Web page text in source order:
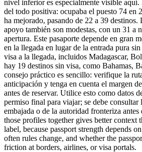
nivel inferior es especialmente visible
del todo positiva: ocupaba el puesto 74 en
ha mejorado, pasando de 22 a 39 destinos.
apoyo también son modestas, con un 31 a
apertura. Este pasaporte depende en gran
en la llegada en lugar de la entrada pura
visa a la llegada, incluidos Madagascar,
hay 19 destinos sin visa, como Bahamas,
consejo práctico es sencillo: verifique la
anticipación y tenga en cuenta el margen
antes de reservar. Utilice esto como datos
permiso final para viajar; se debe
embajada o de la autoridad fronteriza
those profiles together gives better context
label, because passport strength depends
often rules change, and whether the
friction at borders, airlines, or visa portals.